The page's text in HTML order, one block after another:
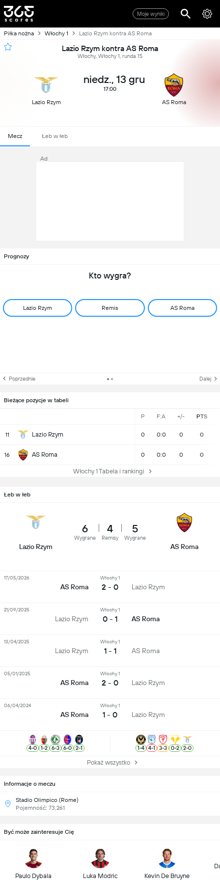
Moje wyniki
Piłka nożna Włochy 1 Lazio Rzym kontra AS Roma
Lazio Rzym kontra AS Roma
Włochy, Włochy 1, runda 15
Lazio Rzym
niedz., 13 gru
17:00
AS Roma
Mecz Łeb w łeb
Ad
Prognozy
Kto wygra?
Lazio Rzym Remis AS Roma
Poprzednie Dalej
Bieżące pozycje w tabeli
P F:A +/- PTS
11 Lazio Rzym 0 0:0 0 0
16 AS Roma 0 0:0 0 0
Włochy 1 Tabela i rankingi
Informacje o meczu
Stadio Olimpico (Rome)
Pojemność: 73,261
Łeb w łeb
Lazio Rzym
6
Wygrane
4
Remisy
5
Wygrane
AS Roma
AS Roma
Włochy 1
2 - 0 Lazio Rzym
17/05/2026
Lazio Rzym
Włochy 1
0 - 1 AS Roma
21/09/2025
Lazio Rzym
Włochy 1
1 - 1 AS Roma
13/04/2025
AS Roma
Włochy 1
2 - 0 Lazio Rzym
05/01/2025
AS Roma
Włochy 1
1 - 0 Lazio Rzym
06/04/2024
4-0 1-2 6-3 6-0 2-1 1-4 4-1 3-3 0-2 2-0
Pokaż wszystko
Być może zainteresuje Cię
Paulo Dybala Luka Modric Kevin De Bruyne